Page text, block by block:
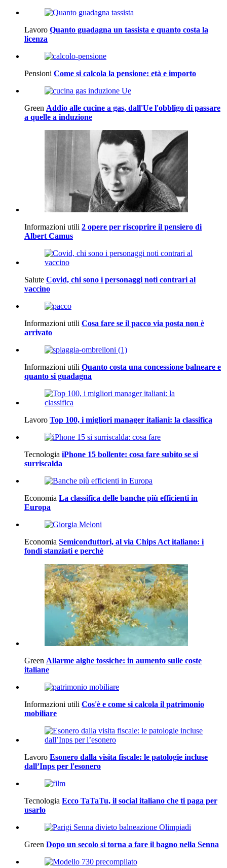
Lavoro Quanto guadagna un tassista e quanto costa la
licenza
Pensioni Come si calcola la pensione: età e importo
Green Addio alle cucine a gas, dall'Ue l'obbligo di passare
a quelle a induzione
Informazioni utili 2 opere per riscoprire il pensiero di
Albert Camus
Salute Covid, chi sono i personaggi noti contrari al
vaccino
Informazioni utili Cosa fare se il pacco via posta non è
arrivato
Informazioni utili Quanto costa una concessione balneare e
quanto si guadagna
Lavoro Top 100, i migliori manager italiani: la classifica
Tecnologia iPhone 15 bollente: cosa fare subito se si
surriscalda
Economia La classifica delle banche più efficienti in
Europa
Economia Semiconduttori, al via Chips Act italiano: i
fondi stanziati e perchè
Green Allarme alghe tossiche: in aumento sulle coste
italiane
Informazioni utili Cos'è e come si calcola il patrimonio
mobiliare
Lavoro Esonero dalla visita fiscale: le patologie incluse
dall’Inps per l'esonero
Tecnologia Ecco TaTaTu, il social italiano che ti paga per
usarlo
Green Dopo un secolo si torna a fare il bagno nella Senna